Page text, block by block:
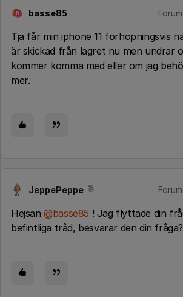
B basse85
Tja får min iphone 11 förhopningsvis
är skickad från lagret nu men undrar
kommer komma med eller om jag
mer.
JeppePeppe
Hejsan@basse85 ! Jag flyttade din
befintliga tråd, besvarar den din fråga?